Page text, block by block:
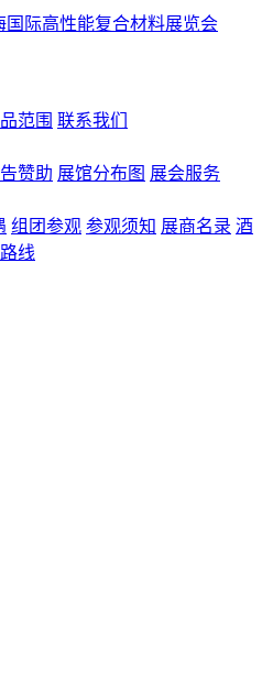
范围 联系我们
赞助 展馆分布图 展会服务
组团参观 参观须知 展商名录 酒
线